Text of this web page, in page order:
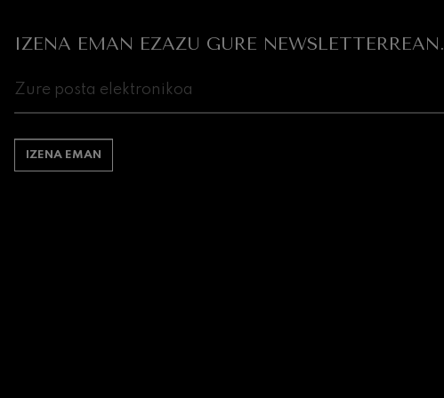
IZENA EMAN EZAZU GURE NEWSLETTERREAN.
IZENA EMAN